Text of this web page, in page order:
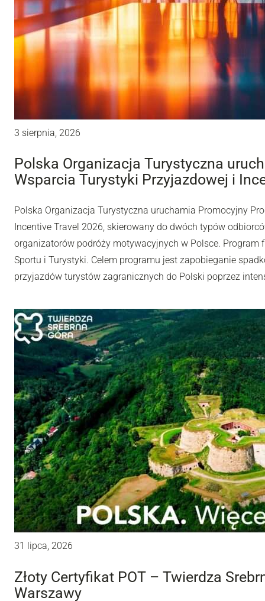
3 sierpnia, 2026
Polska Organizacja Turystyczna
Wsparcia Turystyki Przyjazdowej i
Polska Organizacja Turystyczna uruchamia Promocyjny
Incentive Travel 2026, skierowany do dwóch typów
organizatorów podróży motywacyjnych w Polsce.
Sportu i Turystyki. Celem programu jest zapobieganie
przyjazdów turystów zagranicznych do Polski poprzez
31 lipca, 2026
Złoty Certyfikat POT – Twierdza
Warszawy